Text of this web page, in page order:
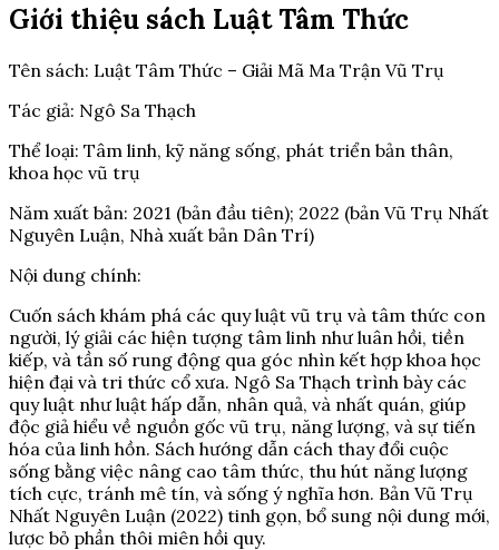
Giới thiệu sách Luật Tâm Thức
Tên sách: Luật Tâm Thức – Giải Mã Ma Trận Vũ Trụ
Tác giả: Ngô Sa Thạch
Thể loại: Tâm linh, kỹ năng sống, phát triển bản thân,
khoa học vũ trụ
Năm xuất bản: 2021 (bản đầu tiên); 2022 (bản Vũ Trụ Nhất
Nguyên Luận, Nhà xuất bản Dân Trí)
Nội dung chính:
Cuốn sách khám phá các quy luật vũ trụ và tâm thức con
người, lý giải các hiện tượng tâm linh như luân hồi, tiền
kiếp, và tần số rung động qua góc nhìn kết hợp khoa học
hiện đại và tri thức cổ xưa. Ngô Sa Thạch trình bày các
quy luật như luật hấp dẫn, nhân quả, và nhất quán, giúp
độc giả hiểu về nguồn gốc vũ trụ, năng lượng, và sự tiến
hóa của linh hồn. Sách hướng dẫn cách thay đổi cuộc
sống bằng việc nâng cao tâm thức, thu hút năng lượng
tích cực, tránh mê tín, và sống ý nghĩa hơn. Bản Vũ Trụ
Nhất Nguyên Luận (2022) tinh gọn, bổ sung nội dung mới,
lược bỏ phần thôi miên hồi quy.